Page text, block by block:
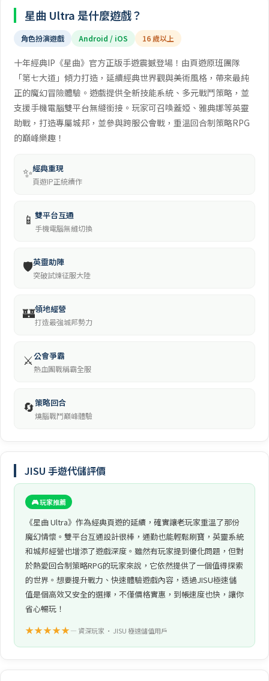
星曲 Ultra 是什麼遊戲？
角色扮演遊戲 Android / iOS 16 歲以上
十年經典IP《星曲》官方正版手遊震撼登場！由頁遊原班團隊
「第七大道」傾力打造，延續經典世界觀與美術風格，帶來最純
正的魔幻冒險體驗。遊戲提供全新技能系統、多元戰鬥策略，並
支援手機電腦雙平台無縫銜接。玩家可召喚蓋婭、雅典娜等英靈
助戰，打造專屬城邦，並參與跨服公會戰，重溫回合制策略RPG
的巔峰樂趣！
✨經典重現
頁遊IP正統續作
📱 雙平台互通
手機電腦無縫切換
🛡️英靈助陣
突破試煉征服大陸
🏰領地經營
打造最強城邦勢力
⚔️公會爭霸
熱血團戰稱霸全服
🔄策略回合
燒腦戰鬥巔峰體驗
JISU 手遊代儲評價
🎮 玩家推薦
《星曲 Ultra》作為經典頁遊的延續，確實讓老玩家重溫了那份
魔幻情懷。雙平台互通設計很棒，通勤也能輕鬆刷寶，英靈系統
和城邦經營也增添了遊戲深度。雖然有玩家提到優化問題，但對
於熱愛回合制策略RPG的玩家來說，它依然提供了一個值得探索
的世界。想要提升戰力、快速體驗遊戲內容，透過JISU極速儲
值是個高效又安全的選擇，不僅價格實惠，到帳速度也快，讓你
省心暢玩！
★★★★★— 資深玩家 • JISU 極速儲值用戶